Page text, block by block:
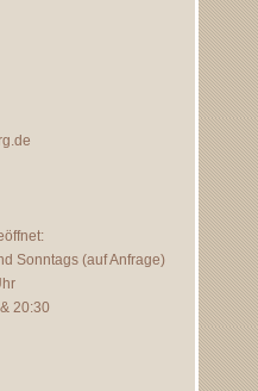
Sonntags (auf Anfrage)
20:30